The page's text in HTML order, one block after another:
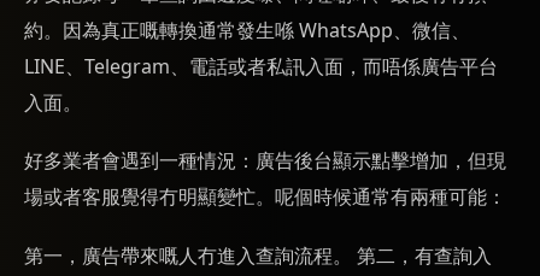
約。因為真正嘅轉換通常發生喺 WhatsApp、微信、
LINE、Telegram、電話或者私訊入面，而唔係廣告平台
入面。
好多業者會遇到一種情況：廣告後台顯示點擊增加，但現
場或者客服覺得冇明顯變忙。呢個時候通常有兩種可能：
第一，廣告帶來嘅人冇進入查詢流程。 第二，有查詢入